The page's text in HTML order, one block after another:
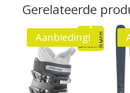
Gerelateerde
Aanbieding!